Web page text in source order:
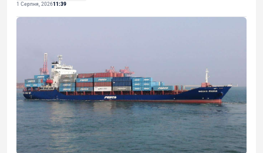
1 Серпня, 202611:39